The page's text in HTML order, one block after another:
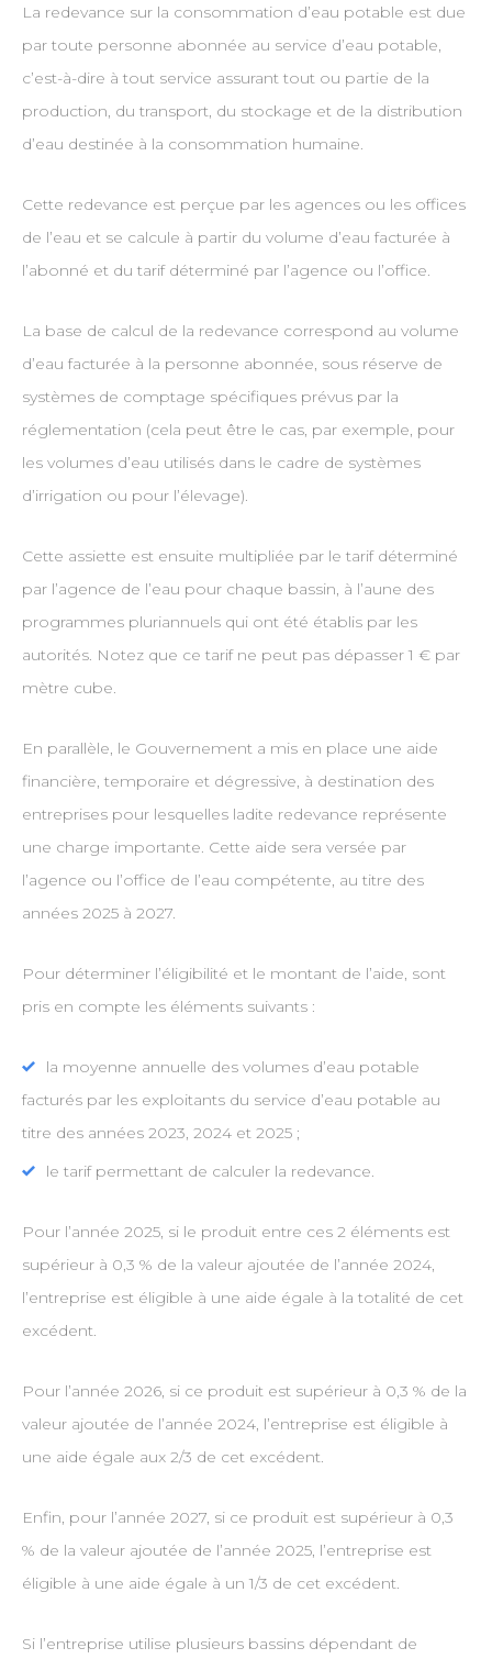
La redevance sur la consommation d’eau potable est due
par toute personne abonnée au service d’eau potable,
c’est-à-dire à tout service assurant tout ou partie de la
production, du transport, du stockage et de la distribution
d’eau destinée à la consommation humaine.
Cette redevance est perçue par les agences ou les offices
de l’eau et se calcule à partir du volume d’eau facturée à
l’abonné et du tarif déterminé par l’agence ou l’office.
La base de calcul de la redevance correspond au volume
d’eau facturée à la personne abonnée, sous réserve de
systèmes de comptage spécifiques prévus par la
réglementation (cela peut être le cas, par exemple, pour
les volumes d’eau utilisés dans le cadre de systèmes
d’irrigation ou pour l’élevage).
Cette assiette est ensuite multipliée par le tarif déterminé
par l’agence de l’eau pour chaque bassin, à l’aune des
programmes pluriannuels qui ont été établis par les
autorités. Notez que ce tarif ne peut pas dépasser 1 € par
mètre cube.
En parallèle, le Gouvernement a mis en place une aide
financière, temporaire et dégressive, à destination des
entreprises pour lesquelles ladite redevance représente
une charge importante. Cette aide sera versée par
l’agence ou l’office de l’eau compétente, au titre des
années 2025 à 2027.
Pour déterminer l’éligibilité et le montant de l’aide, sont
pris en compte les éléments suivants :
la moyenne annuelle des volumes d’eau potable
facturés par les exploitants du service d’eau potable au
titre des années 2023, 2024 et 2025 ;
le tarif permettant de calculer la redevance.
Pour l’année 2025, si le produit entre ces 2 éléments est
supérieur à 0,3 % de la valeur ajoutée de l’année 2024,
l’entreprise est éligible à une aide égale à la totalité de cet
excédent.
Pour l’année 2026, si ce produit est supérieur à 0,3 % de la
valeur ajoutée de l’année 2024, l’entreprise est éligible à
une aide égale aux 2/3 de cet excédent.
Enfin, pour l’année 2027, si ce produit est supérieur à 0,3
% de la valeur ajoutée de l’année 2025, l’entreprise est
éligible à une aide égale à un 1/3 de cet excédent.
Si l’entreprise utilise plusieurs bassins dépendant de